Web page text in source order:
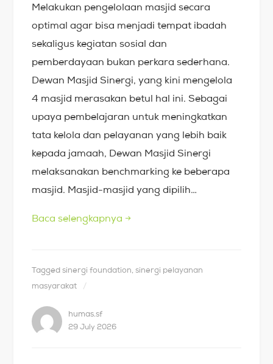
Melakukan pengelolaan masjid secara
optimal agar bisa menjadi tempat ibadah
sekaligus kegiatan sosial dan
pemberdayaan bukan perkara sederhana.
Dewan Masjid Sinergi, yang kini mengelola
4 masjid merasakan betul hal ini. Sebagai
upaya pembelajaran untuk meningkatkan
tata kelola dan pelayanan yang lebih baik
kepada jamaah, Dewan Masjid Sinergi
melaksanakan benchmarking ke beberapa
masjid. Masjid-masjid yang dipilih…
Baca selengkapnya →
Taggedsinergi foundation,sinergi pelayanan
masyarakat
humas.sf
29 July 2026